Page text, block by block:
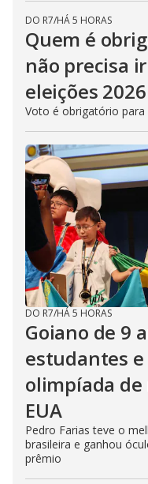
DO R7/HÁ 5 HORAS
Quem é
não precisa
eleições 2026
Voto é obrigatório
DO R7/HÁ 5 HORAS
Goiano de 9
estudantes
olimpíada
EUA
Pedro Farias teve o
brasileira e ganhou
prêmio